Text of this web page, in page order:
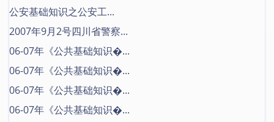
公安基础知识之公安工...
2007年9月2号四川省警察...
06-07年《公共基础知识�...
06-07年《公共基础知识�...
06-07年《公共基础知识�...
06-07年《公共基础知识�...